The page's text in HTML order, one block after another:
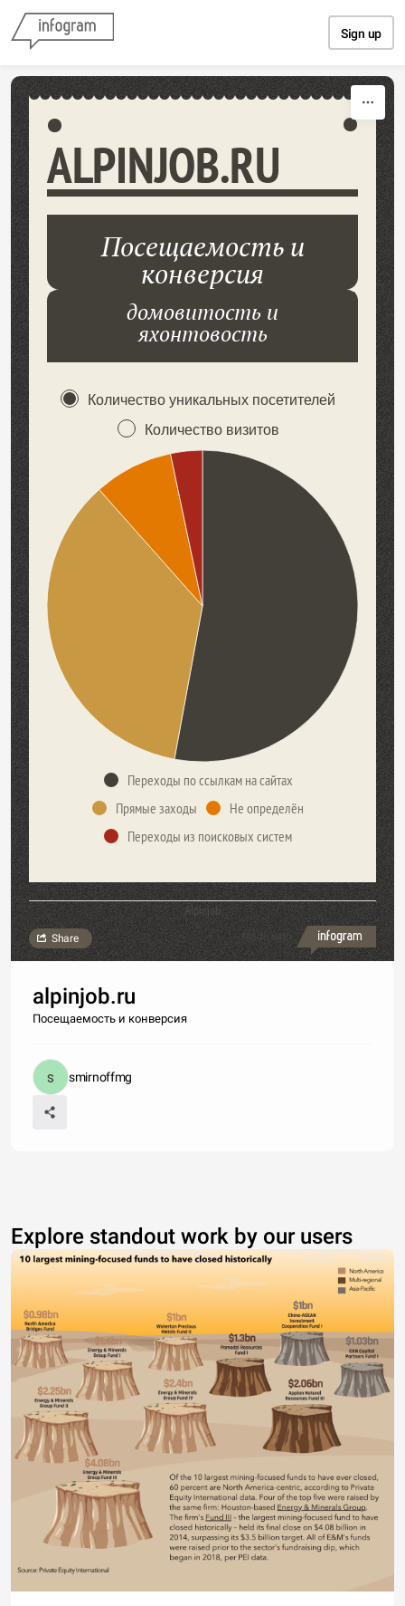
Sign up
ALPINJOB.RU
Посещаемость и
конверсия
домовитость и
яхонтовость
Количество уникальных посетителей
Количество визитов
Переходы по ссылкам на сайтах
Прямые заходы
Не определён
Переходы из поисковых систем
Alpinjob
Made with
Share
alpinjob.ru
Посещаемость и конверсия
smirnoffmg
Explore standout work by our users